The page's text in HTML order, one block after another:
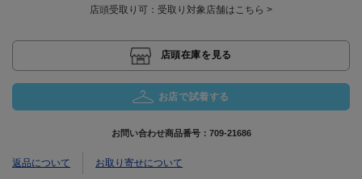
店頭受取り可： 受取り対象店舗はこちら >
店頭在庫を見る
お店で試着する
お問い合わせ商品番号： 709-21686
返品について お取り寄せについて